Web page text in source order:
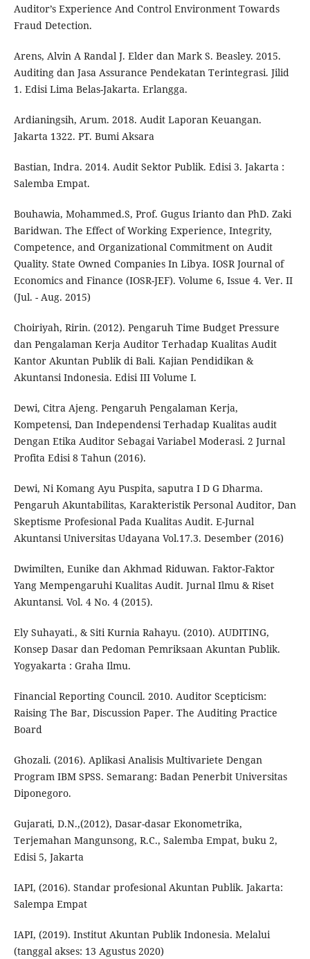
Auditor’s Experience And Control Environment Towards
Fraud Detection.
Arens, Alvin A Randal J. Elder dan Mark S. Beasley. 2015.
Auditing dan Jasa Assurance Pendekatan Terintegrasi. Jilid
1. Edisi Lima Belas-Jakarta. Erlangga.
Ardianingsih, Arum. 2018. Audit Laporan Keuangan.
Jakarta 1322. PT. Bumi Aksara
Bastian, Indra. 2014. Audit Sektor Publik. Edisi 3. Jakarta :
Salemba Empat.
Bouhawia, Mohammed.S, Prof. Gugus Irianto dan PhD. Zaki
Baridwan. The Effect of Working Experience, Integrity,
Competence, and Organizational Commitment on Audit
Quality. State Owned Companies In Libya. IOSR Journal of
Economics and Finance (IOSR-JEF). Volume 6, Issue 4. Ver. II
(Jul. - Aug. 2015)
Choiriyah, Ririn. (2012). Pengaruh Time Budget Pressure
dan Pengalaman Kerja Auditor Terhadap Kualitas Audit
Kantor Akuntan Publik di Bali. Kajian Pendidikan &
Akuntansi Indonesia. Edisi III Volume I.
Dewi, Citra Ajeng. Pengaruh Pengalaman Kerja,
Kompetensi, Dan Independensi Terhadap Kualitas audit
Dengan Etika Auditor Sebagai Variabel Moderasi. 2 Jurnal
Profita Edisi 8 Tahun (2016).
Dewi, Ni Komang Ayu Puspita, saputra I D G Dharma.
Pengaruh Akuntabilitas, Karakteristik Personal Auditor, Dan
Skeptisme Profesional Pada Kualitas Audit. E-Jurnal
Akuntansi Universitas Udayana Vol.17.3. Desember (2016)
Dwimilten, Eunike dan Akhmad Riduwan. Faktor-Faktor
Yang Mempengaruhi Kualitas Audit. Jurnal Ilmu & Riset
Akuntansi. Vol. 4 No. 4 (2015).
Ely Suhayati., & Siti Kurnia Rahayu. (2010). AUDITING,
Konsep Dasar dan Pedoman Pemriksaan Akuntan Publik.
Yogyakarta : Graha Ilmu.
Financial Reporting Council. 2010. Auditor Scepticism:
Raising The Bar, Discussion Paper. The Auditing Practice
Board
Ghozali. (2016). Aplikasi Analisis Multivariete Dengan
Program IBM SPSS. Semarang: Badan Penerbit Universitas
Diponegoro.
Gujarati, D.N.,(2012), Dasar-dasar Ekonometrika,
Terjemahan Mangunsong, R.C., Salemba Empat, buku 2,
Edisi 5, Jakarta
IAPI, (2016). Standar profesional Akuntan Publik. Jakarta:
Salempa Empat
IAPI, (2019). Institut Akuntan Publik Indonesia. Melalui
(tanggal akses: 13 Agustus 2020)